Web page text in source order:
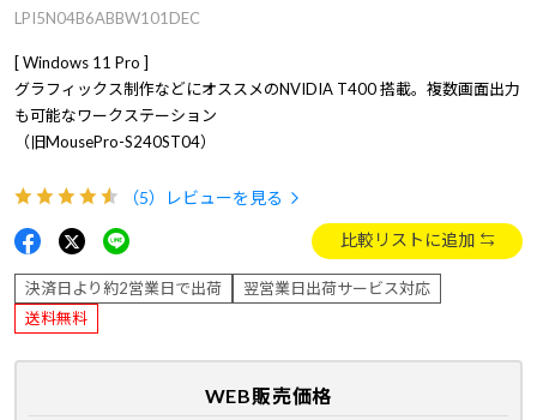
LPI5N04B6ABBW101DEC
[ Windows 11 Pro ]
グラフィックス制作などにオススメのNVIDIA T400 搭載。複数画面出力
も可能なワークステーション
（旧MousePro-S240ST04）
（5） レビューを見る
比較リストに追加
決済日より約2営業日で出荷
翌営業日出荷サービス対応
送料無料
WEB販売価格